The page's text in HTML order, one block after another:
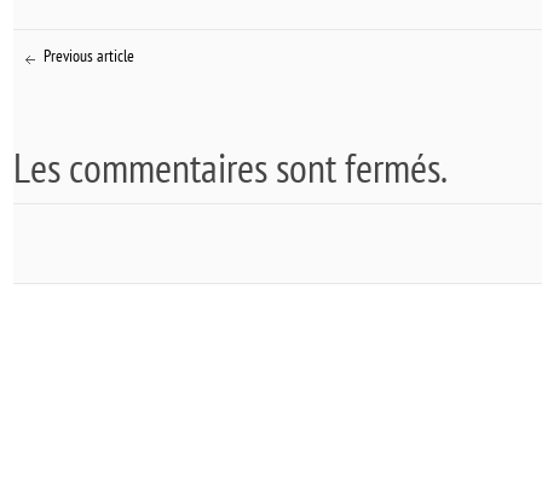
Previous article
Les commentaires sont fermés.